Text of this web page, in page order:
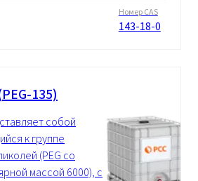
Номер CAS
143-18-0
135)
собой
к группе
(PEG со
массой 6000), с